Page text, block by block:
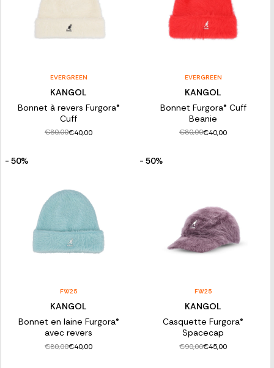
EVERGREEN
KANGOL
Bonnet à revers Furgora®
Cuff
€80,00€40,00
EVERGREEN
KANGOL
Bonnet Furgora® Cuff
Beanie
€80,00€40,00
- 50%
FW25
KANGOL
Bonnet en laine Furgora®
avec revers
€80,00€40,00
- 50%
FW25
KANGOL
Casquette Furgora®
Spacecap
€90,00€45,00